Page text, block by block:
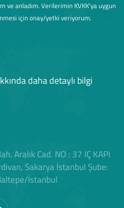
ve anladım. Verilerimin KVKK'ya uygun
için onay/yetki veriyorum.
daha detaylı bilgi
Aralık Cad. NO : 37 İÇ KAPI
Sakarya İstanbul Şube:
İstanbul